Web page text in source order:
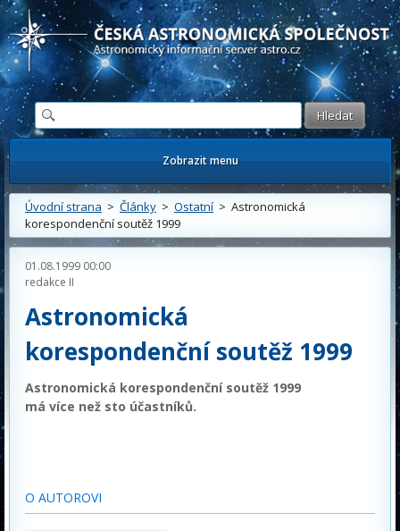
Česká astronomická společnost - Informační astronomický server
Zobrazit menu
Úvodní strana > Články > Ostatní> Astronomická
korespondenční soutěž 1999
01.08.1999 00:00
redakce II
Astronomická
korespondenční soutěž 1999
Astronomická korespondenční soutěž 1999
má více než sto účastníků.
O AUTOROVI